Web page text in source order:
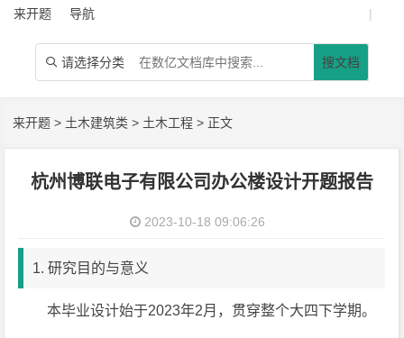
来开题 导航 |
 请选择分类 搜文档
来开题 > 土木建筑类 > 土木工程 > 正文
杭州博联电子有限公司办公楼设计开题报告
2023-10-18 09:06:26
1. 研究目的与意义
本毕业设计始于2023年2月，贯穿整个大四下学期。